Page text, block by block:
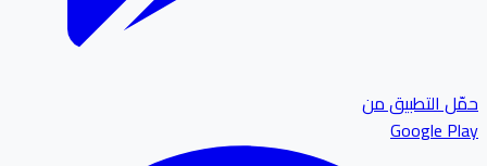
التطبيق من
Google